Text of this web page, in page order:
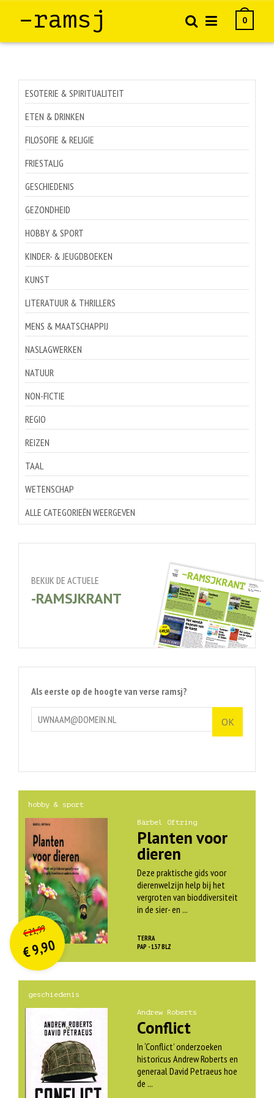
–ramsj 0
ESOTERIE & SPIRITUALITEIT
ETEN & DRINKEN
FILOSOFIE & RELIGIE
FRIESTALIG
GESCHIEDENIS
GEZONDHEID
HOBBY & SPORT
KINDER- & JEUGDBOEKEN
KUNST
LITERATUUR & THRILLERS
MENS & MAATSCHAPPIJ
NASLAGWERKEN
NATUUR
NON-FICTIE
REGIO
REIZEN
TAAL
WETENSCHAP
ALLE CATEGORIEËN WEERGEVEN
BEKIJK DE ACTUELE
-RAMSJKRANT
Als eerste op de hoogte van verse ramsj?
hobby & sport
Bärbel Oftring
Planten voor
dieren
Deze praktische gids voor
dierenwelzijn help bij het
vergroten van bioddiversiteit
in de sier- en ...
TERRA
PAP - 137 BLZ
€21,99O
orspr
onkelijke
prijs
was:
€ 21,99.
€9,90
Huidige
prijs
is:
€ 9,90.
geschiedenis
Andrew Roberts
Conflict
In ‘Conflict’ onderzoeken
historicus Andrew Roberts en
generaal David Petraeus hoe
de ...